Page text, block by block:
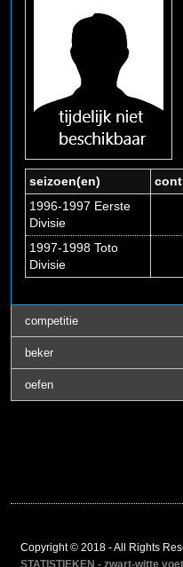
seizoen(en)
1996-1997 Eerste
Divisie
1997-1998 Toto
Divisie
competitie
beker
oefen
Copyright © 2018 - All Rights
STATISTIEKEN - zwart-witte